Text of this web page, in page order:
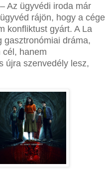
Az ügyvédi iroda már
rájön, hogy a cége
konfliktust gyárt. A La
gasztronómiai dráma,
cél, hanem
újra szenvedély lesz,